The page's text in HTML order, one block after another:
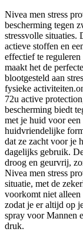
Nivea men stress
bescherming tegen
stressvolle situaties.
actieve stoffen en
effectief te
maakt het de
blootgesteld aan
fysieke
72u active
bescherming biedt
met je huid voor
huidvriendelijke
dat ze zacht voor je
dagelijks gebruik.
droog en geurvrij,
Nivea men stress
situatie, met de
voorkomt niet alleen
zodat je er altijd op
spray voor Mannen
druk.